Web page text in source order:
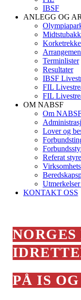
IBSF
ANLEGG OG
Terminlister
Resultater
IBSF
FIL
FIL
OM NABSF
Om
Lover og
Referat
KONTAKT OSS
NORGES
PÅ IS